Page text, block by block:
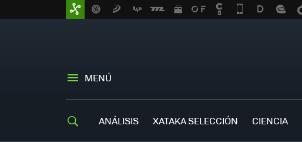
MENÚ
ANÁLISIS XATAKA SELECCIÓN CIENCIA